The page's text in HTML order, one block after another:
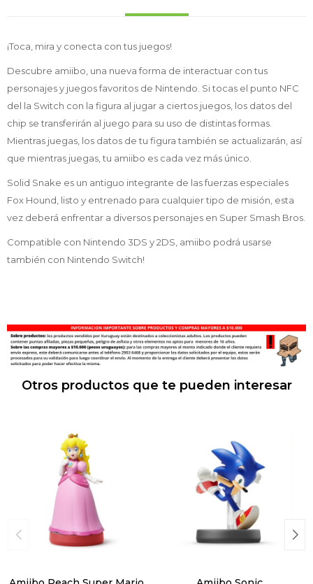
¡Toca, mira y conecta con tus juegos!
Descubre amiibo, una nueva forma de interactuar con tus
personajes y juegos favoritos de Nintendo. Si tocas el punto NFC
del la Switch con la figura al jugar a ciertos juegos, los datos del
chip se transferirán al juego para su uso de distintas formas.
Mientras juegas, los datos de tu figura también se actualizarán, así
que mientras juegas, tu amiibo es cada vez más único.
Solid Snake es un antiguo integrante de las fuerzas especiales
Fox Hound, listo y entrenado para cualquier tipo de misión, esta
vez deberá enfrentar a diversos personajes en Super Smash Bros.
Compatible con Nintendo 3DS y 2DS, amiibo podrá usarse
también con Nintendo Switch!
Otros productos que te pueden interesar